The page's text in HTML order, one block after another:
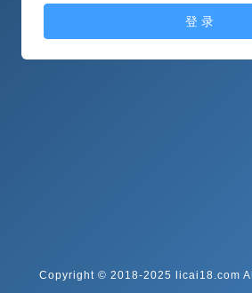
登 录
Copyright © 2018-2025 licai18.com